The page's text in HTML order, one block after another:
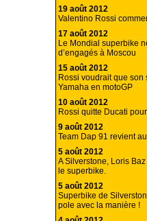
19 août 2012
Valentino Rossi
17 août 2012
Le Mondial superbike
d’engagés à Moscou
15 août 2012
Rossi voudrait que
Yamaha en motoGP
10 août 2012
Rossi quitte Ducati
9 août 2012
Team Dap 91 revient
5 août 2012
A Silverstone, Loris
le superbike.
5 août 2012
Superbike de
pole avec la manière !